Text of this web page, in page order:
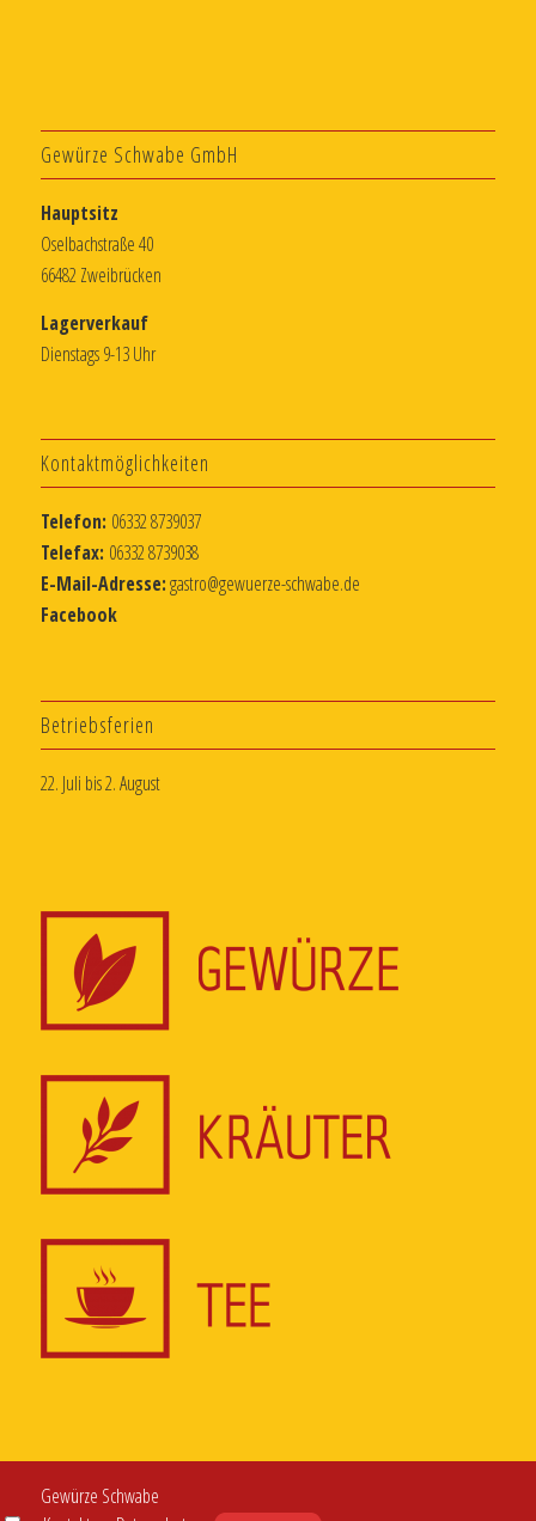
Gewürze Schwabe GmbH
Hauptsitz
Oselbachstraße 40
66482 Zweibrücken
Lagerverkauf
Dienstags 9-13 Uhr
Kontaktmöglichkeiten
Telefon: 06332 8739037
Telefax: 06332 8739038
E-Mail-Adresse:gastro@gewuerze-schwabe.de
Facebook
Betriebsferien
22. Juli bis 2. August
Gewürze Schwabe